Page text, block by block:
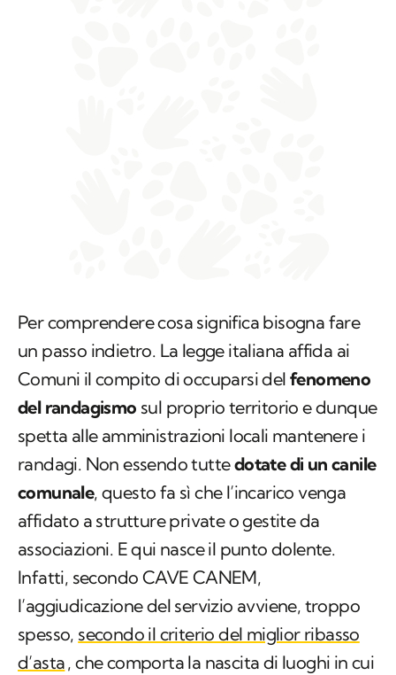
Per comprendere cosa significa bisogna fare
un passo indietro. La legge italiana affida ai
Comuni il compito di occuparsi del fenomeno
del randagismo sul proprio territorio e dunque
spetta alle amministrazioni locali mantenere i
randagi. Non essendo tuttedotate di un canile
comunale, questo fa sì che l’incarico venga
affidato a strutture private o gestite da
associazioni. E qui nasce il punto dolente.
Infatti, secondo CAVE CANEM,
l’aggiudicazione del servizio avviene, troppo
spesso, secondo il criterio del miglior ribasso
d’asta, che comporta la nascita di luoghi in cui